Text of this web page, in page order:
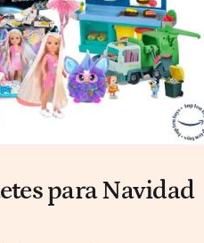
para Navidad